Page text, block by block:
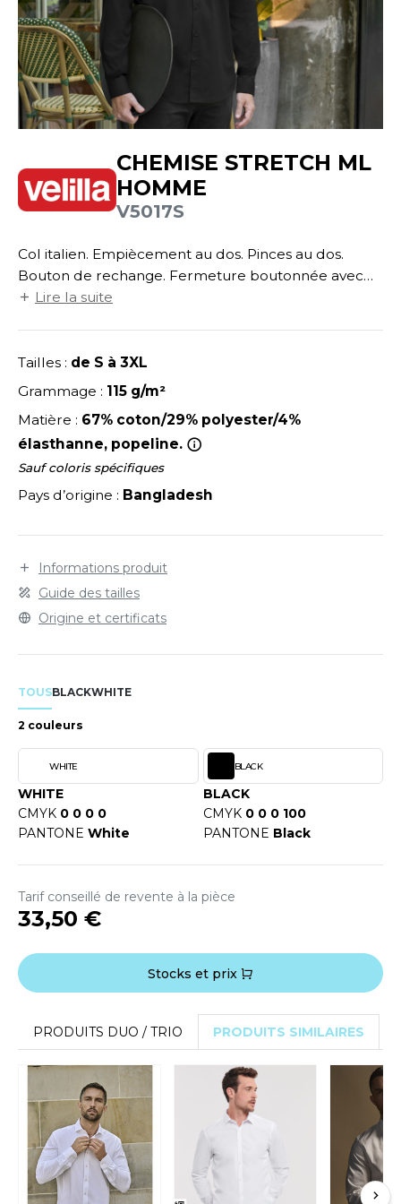
DE SERIE
VISIBILITE
IN EUROPE
LABEL / TEAR AWAY
SHOPPING
VETEMENTS
SHIRT
PROFESSIONNELLE
YOUR BRAND
SI ON L'APPELAIT FRANCIS
BY PROMODORO
HALES
ROW
OF THE LOOM
- BLANKS
COOL
HOODS
SERIE
VERTS
DE LA MER
ECORESPONSABLE
FIN DE SÉRIE
CHEMISE STRETCH ML
HOMME
V5017S
Col italien. Empiècement au dos. Pinces au dos.
Bouton de rechange. Fermeture boutonnée avec
rabat intérieur. Poignets boutonnés.
Lire la suite
Tailles : de S à 3XL
Grammage : 115 g/m²
Matière : 67% coton/29% polyester/4%
élasthanne, popeline.
Sauf coloris spécifiques
Pays d’origine : Bangladesh
Informations produit
Guide des tailles
Origine et certificats
TOUSBLACKWHITE
2 couleurs
WHITE
WHITE
CMYK 0 0 0 0
PANTONE White
BLACK
BLACK
CMYK 0 0 0 100
PANTONE Black
Tarif conseillé de revente à la pièce
33,50 €
Stocks et prix
PRODUITS DUO / TRIO PRODUITS SIMILAIRES